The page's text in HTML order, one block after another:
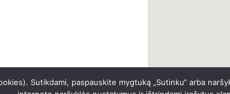
Sutikdami, paspauskite mygtuką „Sutinku“ arba